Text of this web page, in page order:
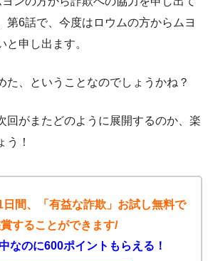
第6話で、今度はロウムの方からムヨ
と申し出ます。
た、ということなのでしょうかね？
回がまたどのように展開するのか、楽
う！
間、「有益な詐欺」お試し無料で
することができます/
なのに600ポイントもらえる！